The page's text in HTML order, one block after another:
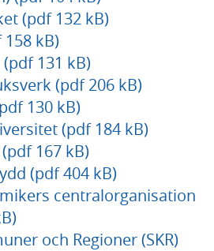
(pdf 132 kB)
kB)
131 kB)
(pdf 206 kB)
130 kB)
(pdf 184 kB)
167 kB)
(pdf 404 kB)
centralorganisation
och Regioner (SKR)